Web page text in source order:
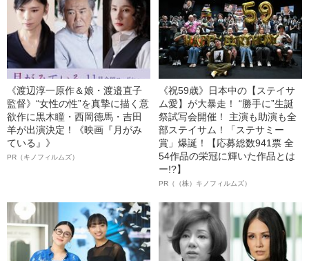
《渡辺淳一原作＆娘・渡邉直子
監督》“女性の性”を真摯に描く意
欲作に黒木瞳・西岡德馬・吉田
羊が出演決定！《映画『月がみ
ている』》
PR（キノフィルムズ）
《祝59歳》日本中の【ステイサ
ム愛】が大暴走！ “勝手に”生誕
祭試写会開催！ 主演も助演も全
部ステイサム！「ステサミー
賞」爆誕！【応募総数941票 全
54作品の栄冠に輝いた作品とは
ー!?】
PR（（株）キノフィルムズ）